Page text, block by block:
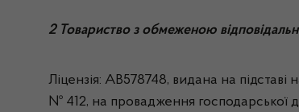
2 Товариство з обмеженою
Ліцензія: АВ578748, видана на підставі
№ 412, на провадження господарської